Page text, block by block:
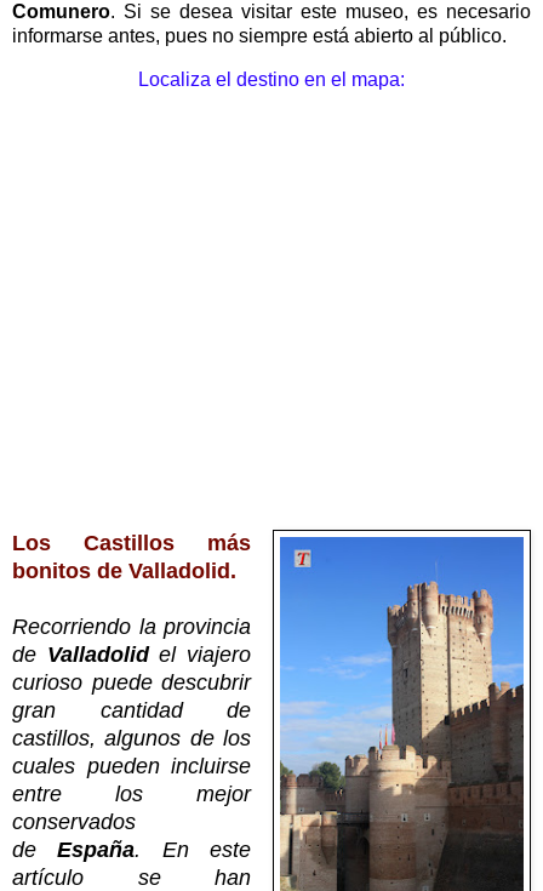
Comunero. Si se desea visitar este museo, es necesario
informarse antes, pues no siempre está abierto al público.
Localiza el destino en el mapa:
Los Castillos más
bonitos de Valladolid.
Recorriendo la provincia
de Valladolidel viajero
curioso puede descubrir
gran cantidad de
castillos, algunos de los
cuales pueden incluirse
entre los mejor
conservados
deEspaña. En este
artículo se han